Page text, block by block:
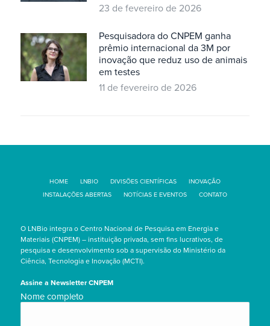
23 de fevereiro de 2026
Pesquisadora do CNPEM ganha
prêmio internacional da 3M por
inovação que reduz uso de animais
em testes
11 de fevereiro de 2026
HOME LNBIO DIVISÕES CIENTÍFICAS
INOVAÇÃO
INSTALAÇÕES ABERTAS
NOTÍCIAS E EVENTOS CONTATO
O LNBio integra o Centro Nacional de Pesquisa em Energia e
Materiais (CNPEM) – instituição privada, sem fins lucrativos, de
pesquisa e desenvolvimento sob a supervisão do Ministério da
Ciência, Tecnologia e Inovação (MCTI).
Assine a Newsletter CNPEM
Nome
Nome completo